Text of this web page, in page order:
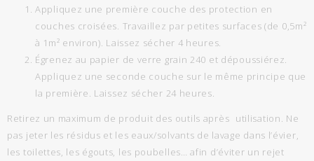
Appliquez une première couche des protection en
couches croisées. Travaillez par petites surfaces (de 0,5m²
à 1m² environ). Laissez sécher 4 heures.
Égrenez au papier de verre grain 240 et dépoussiérez.
Appliquez une seconde couche sur le même principe que
la première. Laissez sécher 24 heures.
Retirez un maximum de produit des outils après utilisation. Ne
pas jeter les résidus et les eaux/solvants de lavage dans l’évier,
les toilettes, les égouts, les poubelles… afin d’éviter un rejet